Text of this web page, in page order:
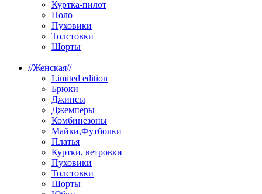
Куртка-пилот
Поло
Пуховики
Толстовки
Шорты
//Женская//
Limited edition
Брюки
Джинсы
Джемперы
Комбинезоны
Майки,Футболки
Платья
Куртки, ветровки
Пуховики
Толстовки
Шорты